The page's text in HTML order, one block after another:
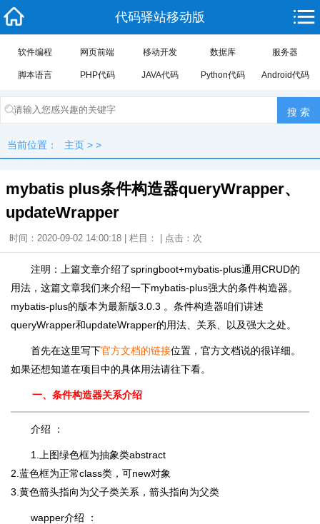
代码驿站移动版
软件编程 网页前端 移动开发 数据库 服务器
脚本语言 PHP代码 JAVA代码 Python代码 Android代码
当前位置： 主页 > >
mybatis plus条件构造器queryWrapper、
updateWrapper
时间：2020-09-02 14:00:18 | 栏目： | 点击： 次
注明：上篇文章介绍了springboot+mybatis-plus通用CRUD的
用法，这篇文章我们来介绍一下mybatis-plus强大的条件构造器。
mybatis-plus的版本为最新版3.0.3 。条件构造器咱们讲述
queryWrapper和updateWrapper的用法、关系、以及强大之处。
首先在这里写下官方文档的链接位置，官方文档说的很详细。
如果还想知道在项目中的具体用法请往下看。
一、条件构造器关系介绍
介绍 ：
1.上图绿色框为抽象类abstract
2.蓝色框为正常class类，可new对象
3.黄色箭头指向为父子类关系，箭头指向为父类
wapper介绍 ：